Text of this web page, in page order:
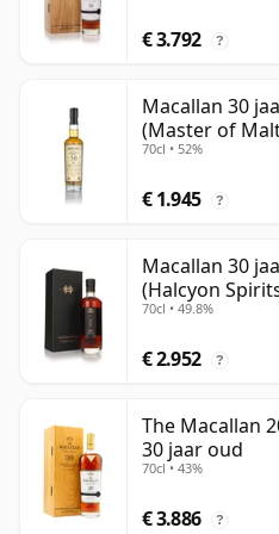
€ 3.792 ?
Macallan 30
(Master of
70cl • 52%
€ 1.945 ?
Macallan 30
(Halcyon
70cl • 49.8%
€ 2.952 ?
The Macallan
30 jaar oud
70cl • 43%
€ 3.886 ?